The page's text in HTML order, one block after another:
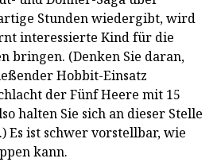
Stunden wiedergibt, wird
interessierte Kind für die
bringen. (Denken Sie daran,
Hobbit-Einsatz
der Fünf Heere mit 15
halten Sie sich an dieser Stelle
Es ist schwer vorstellbar, wie
kann.